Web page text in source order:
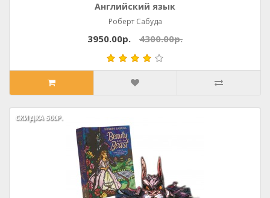
Английский язык
Роберт Сабуда
3950.00р. 4300.00р.
СКИДКА 500Р.
СКИДКА 500Р.